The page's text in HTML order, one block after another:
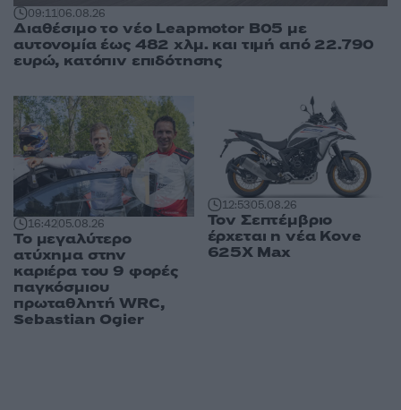
09:1106.08.26
Διαθέσιμο το νέο Leapmotor B05 με
αυτονομία έως 482 χλμ. και τιμή από 22.790
ευρώ, κατόπιν επιδότησης
16:4205.08.26
Το μεγαλύτερο
ατύχημα στην
καριέρα του 9 φορές
παγκόσμιου
πρωταθλητή WRC,
Sebastian Ogier
12:5305.08.26
Τον Σεπτέμβριο
έρχεται η νέα Kove
625X Max